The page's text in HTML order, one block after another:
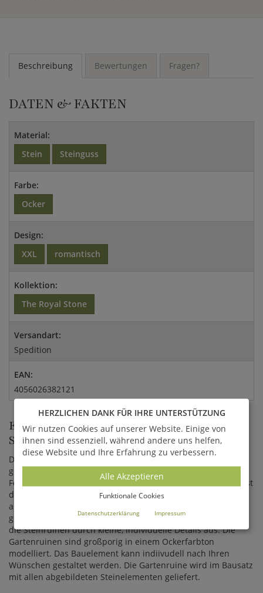
Beschreibung Bewertungen Fragen?
DATEN & FAKTEN
Material:
Stein
Steinguss
Farbe:
Ocker
Design:
XXL
romantisch
Kollektion:
The Royal Stone
Versandart:
Spedition
EAN:
4056026382121
EINZIGARTIGE GARTENRUINEN AUS
STEIN
Diese Ruine für den Garten wird in traditioneller Handarbeit
gefertigt und überzeugt durch eine hohe Qualität sowie
Festigkeit. Durch die Verwendung erstklassiger Materialien ist
die Gartenruine absolut wetterbeständig und frostfest. Im
aufwändigen Steingussverfahren sorgfältig von Hand
gegossen und anschließend nachbearbeitet, zeichnen sich
die Steinruinen durch kleine, individuelle Details aus. Die
Gartenruinen sind großporig in einem Ockerfarbton
modelliert. Das Bauelement kann indiivudell nach Ihren
Wünschen gestaltet werden. Die Gartenruine wird im Bausatz
mit allen abgebildeten Steinelementen geliefert.
HERZLICHEN DANK FÜR IHRE UNTERSTÜTZUNG
Wir nutzen Cookies auf unserer Website. Einige von
ihnen sind essenziell, während andere uns helfen,
diese Website und Ihre Erfahrung zu verbessern.
Alle Akzeptieren
Funktionale Cookies
Datenschutzerklärung Impressum